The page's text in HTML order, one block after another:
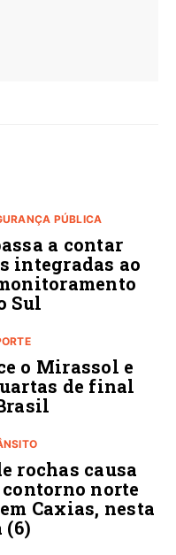
PÚBLICA
a contar
integradas ao
Sul
o Mirassol e
de final
rochas causa
norte
Caxias, nesta